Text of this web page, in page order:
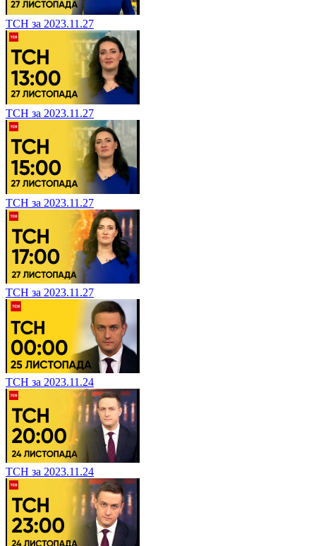
ТСН за 2023.11.27
ТСН за 2023.11.27
ТСН за 2023.11.27
ТСН за 2023.11.27
ТСН за 2023.11.24
ТСН за 2023.11.24